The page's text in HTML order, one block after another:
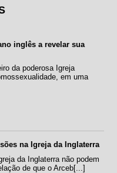
inglês a revelar sua
da poderosa Igreja
em uma
na Igreja da Inglaterra
da Inglaterra não podem
de que o Arceb[...]